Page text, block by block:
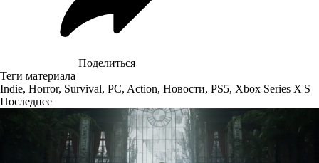
Поделиться
Теги материала
Indie, Horror, Survival, PC, Action, Новости, PS5, Xbox Series X|S
Последнее